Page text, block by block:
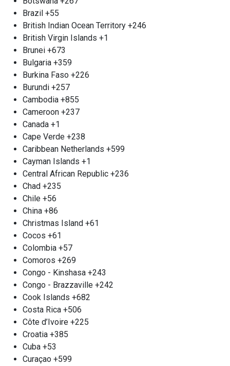
окружающей среды начнется с простого звонка.
Прием электрических
двигателей м. Тульская
У вас есть сломанный электрический мотор?
Мы с удовольствием предлагаем вам
возможность утилизировать его как металл.
Наша компания принимает моторные корпуса
весом от 1 кг и выше, включая крупные объемы.
Цена на прием будет зависеть от нескольких
факторов, таких как вес, тип мотора и
содержание цветных металлов. Наш приемный
пункт работает м. Тульская без выходных. Если у
вас имеется серьезная партия двигателей для
сдачи, мы можем организовать выезд для сбора
электрических двигателей непосредственно на
вашем объекте. Мы обеспечим точное
измерение веса, произведем погрузку и
транспортировку. Оплата проводим
незамедлительно, на месте.
Прием цветного металла м.
Тульская
Компания «Втормет» Тульская с удовольствием
принимает лом цветных металлов в любых
количествах. Цветные металлы представляют
собой множество сплавов и металлов, которые
не содержат железа, и используются в
различных отраслях — от домашней утвари до
Brazil +55
British Indian Ocean Territory +246
British Virgin Islands +1
Brunei +673
Bulgaria +359
Burkina Faso +226
Burundi +257
Cambodia +855
Cameroon +237
Canada +1
Cape Verde +238
Caribbean Netherlands +599
Cayman Islands +1
Central African Republic +236
Chad +235
Chile +56
China +86
Christmas Island +61
Cocos +61
Colombia +57
Comoros +269
Congo - Kinshasa +243
Congo - Brazzaville +242
Cook Islands +682
Costa Rica +506
Côte d’Ivoire +225
Croatia +385
Cuba +53
Curaçao +599